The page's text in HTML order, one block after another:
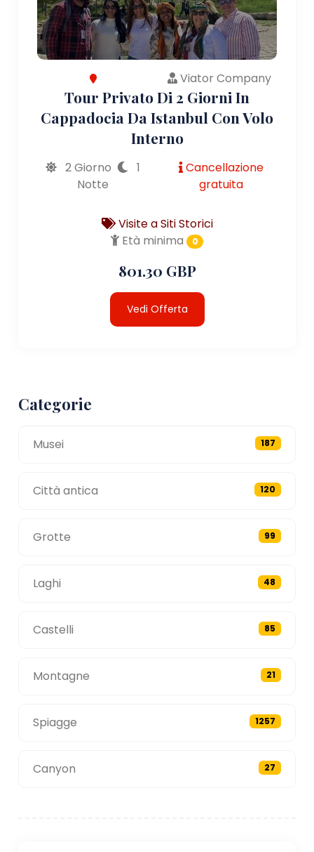
Viator Company
Tour Privato Di 2 Giorni In
Cappadocia Da Istanbul Con Volo
Interno
2 Giorno
1
Notte
Cancellazione
gratuita
Visite a Siti Storici
Età minima
0
801.30 GBP
Vedi Offerta
Categorie
Musei 187
Città antica 120
Grotte 99
Laghi 48
Castelli 85
Montagne 21
Spiagge 1257
Canyon 27